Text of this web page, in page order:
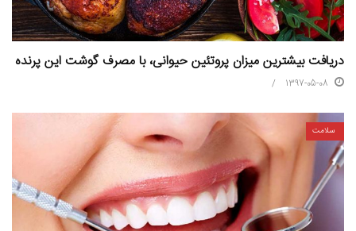
دریافت بیشترین میزان پروتئین حیوانی، با مصرف گوشت این پرنده
1397-05-08
سلامت